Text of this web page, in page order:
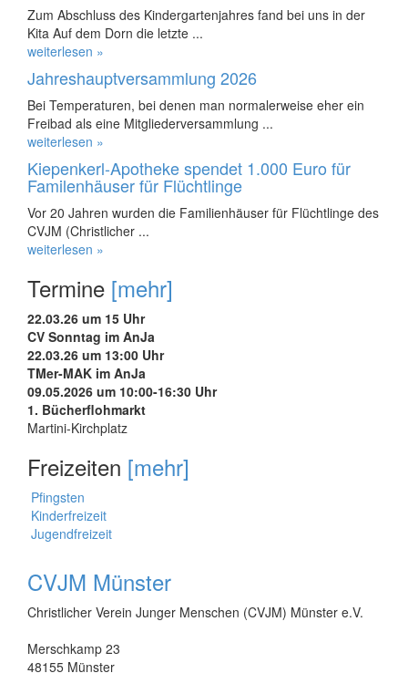
Zum Abschluss des Kindergartenjahres fand bei uns in der
Kita Auf dem Dorn die letzte ...
weiterlesen »
Jahreshauptversammlung 2026
Bei Temperaturen, bei denen man normalerweise eher ein
Freibad als eine Mitgliederversammlung ...
weiterlesen »
Kiepenkerl-Apotheke spendet 1.000 Euro für
Familenhäuser für Flüchtlinge
Vor 20 Jahren wurden die Familienhäuser für Flüchtlinge des
CVJM (Christlicher ...
weiterlesen »
Termine [mehr]
22.03.26 um 15 Uhr
CV Sonntag im AnJa
22.03.26 um 13:00 Uhr
TMer-MAK im AnJa
09.05.2026 um 10:00-16:30 Uhr
1. Bücherflohmarkt
Martini-Kirchplatz
Freizeiten [mehr]
Pfingsten
Kinderfreizeit
Jugendfreizeit
CVJM Münster
Christlicher Verein Junger Menschen (CVJM) Münster e.V.
Merschkamp 23
48155 Münster